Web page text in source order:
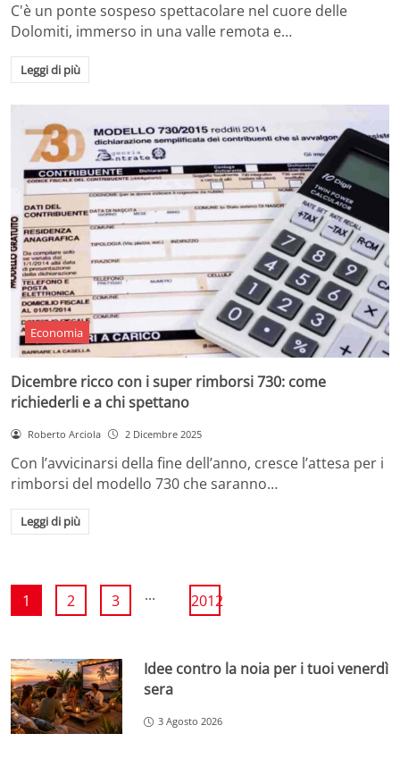
C'è un ponte sospeso spettacolare nel cuore delle
Dolomiti, immerso in una valle remota e…
Leggi di più
Economia
Dicembre ricco con i super rimborsi 730: come
richiederli e a chi spettano
Roberto Arciola 2 Dicembre 2025
Con l’avvicinarsi della fine dell’anno, cresce l’attesa per i
rimborsi del modello 730 che saranno…
Leggi di più
1 2 3 ... 2012
Idee contro la noia per i tuoi venerdì
sera
3 Agosto 2026